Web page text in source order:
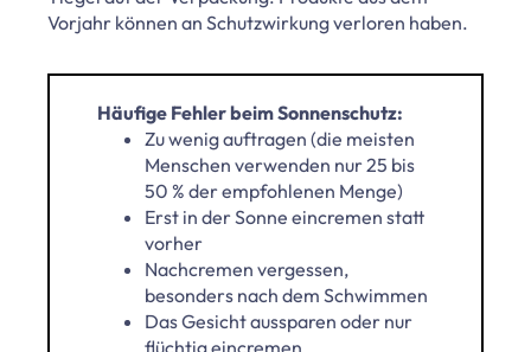
Vorjahr können an Schutzwirkung verloren haben.
Häufige Fehler beim Sonnenschutz:
Zu wenig auftragen (die meisten
Menschen verwenden nur 25 bis
50 % der empfohlenen Menge)
Erst in der Sonne eincremen statt
vorher
Nachcremen vergessen,
besonders nach dem Schwimmen
Das Gesicht aussparen oder nur
flüchtig eincremen